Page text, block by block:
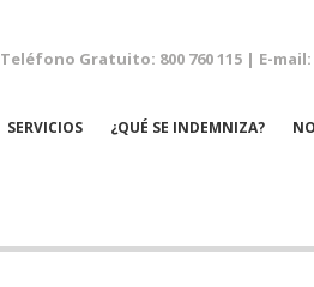
Teléfono Gratuito: 800 760 115 | E-
SERVICIOS ¿QUÉ SE INDEMNIZA?